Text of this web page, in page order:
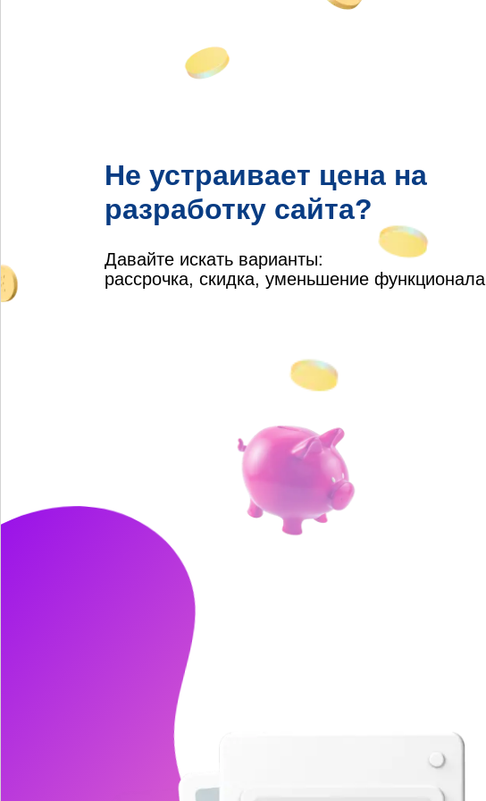
Не устраивает цена на
разработку сайта?
Давайте искать варианты:
рассрочка, скидка, уменьшение функционала